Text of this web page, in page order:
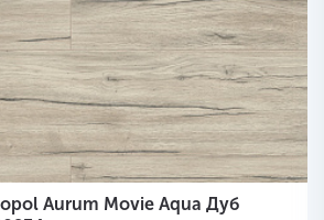
Aurum Movie Aqua Дуб